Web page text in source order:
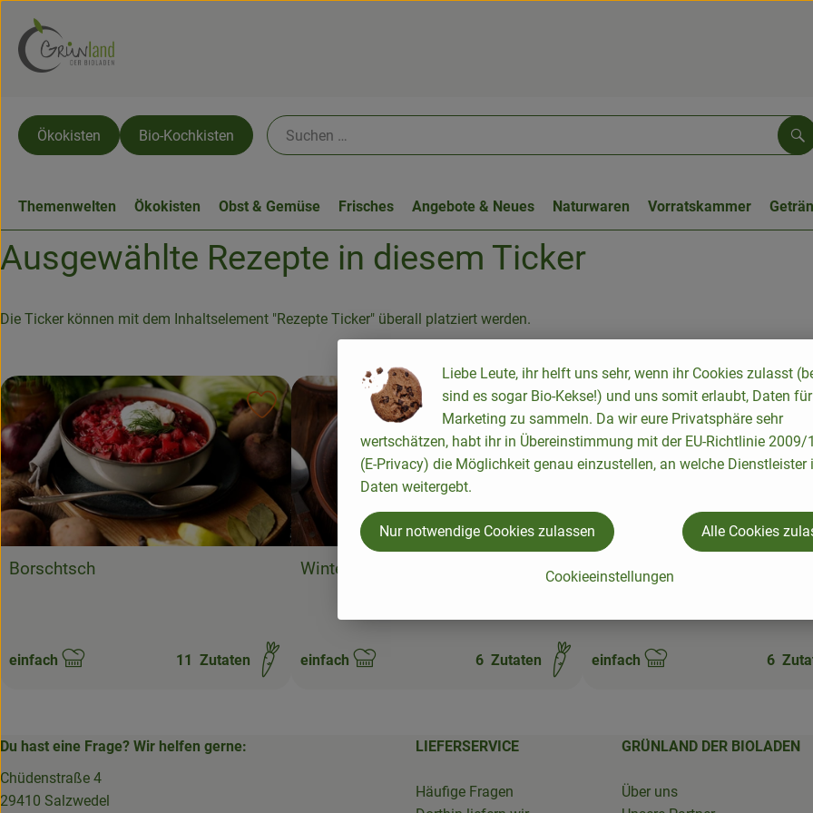
Ökokisten Bio-Kochkisten
Themenwelten Ökokisten Obst & Gemüse Frisches Angebote & Neues Naturwaren Vorratskammer
Ausgewählte Rezepte in diesem Ticker
Die Ticker können mit dem Inhaltselement "Rezepte Ticker" überall platziert werden.
Borschtsch
Schwierigkeit:
einfach 11 Zutaten
Rezept zu Favouriten hinzufügen
Winterliche Rassolnik Suppe
Schwierigkeit:
einfach 6 Zutaten
Rezept zu Favouriten hinzufügen
Wintersalat mit Rote Bete und
Schwierigkeit:
einfach 6
Du hast eine Frage? Wir helfen gerne:
Chüdenstraße 4
29410 Salzwedel
LIEFERSERVICE
Häufige Fragen
GRÜNLAND DER BIOLADEN
Über uns
Liebe Leute, ihr helft uns sehr, wenn ihr Cookies zulasst
sind es sogar Bio-Kekse!) und uns somit erlaubt, Daten
Marketing zu sammeln. Da wir eure Privatsphäre sehr
wertschätzen, habt ihr in Übereinstimmung mit der EU-Richtlinie 2009/
(E-Privacy) die Möglichkeit genau einzustellen, an welche Dienstleister
Daten weitergebt.
Cookieeinstellungen
Nur notwendige Cookies zulassen Alle Cookies